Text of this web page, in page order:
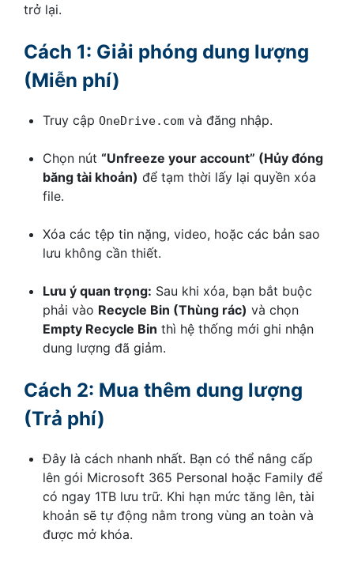
trở lại.
Cách 1: Giải phóng dung lượng
(Miễn phí)
Truy cập OneDrive.com và đăng nhập.
Chọn nút “Unfreeze your account” (Hủy đóng
băng tài khoản) để tạm thời lấy lại quyền xóa
file.
Xóa các tệp tin nặng, video, hoặc các bản sao
lưu không cần thiết.
Lưu ý quan trọng: Sau khi xóa, bạn bắt buộc
phải vào Recycle Bin (Thùng rác) và chọn
Empty Recycle Bin thì hệ thống mới ghi nhận
dung lượng đã giảm.
Cách 2: Mua thêm dung lượng
(Trả phí)
Đây là cách nhanh nhất. Bạn có thể nâng cấp
lên gói Microsoft 365 Personal hoặc Family để
có ngay 1TB lưu trữ. Khi hạn mức tăng lên, tài
khoản sẽ tự động nằm trong vùng an toàn và
được mở khóa.